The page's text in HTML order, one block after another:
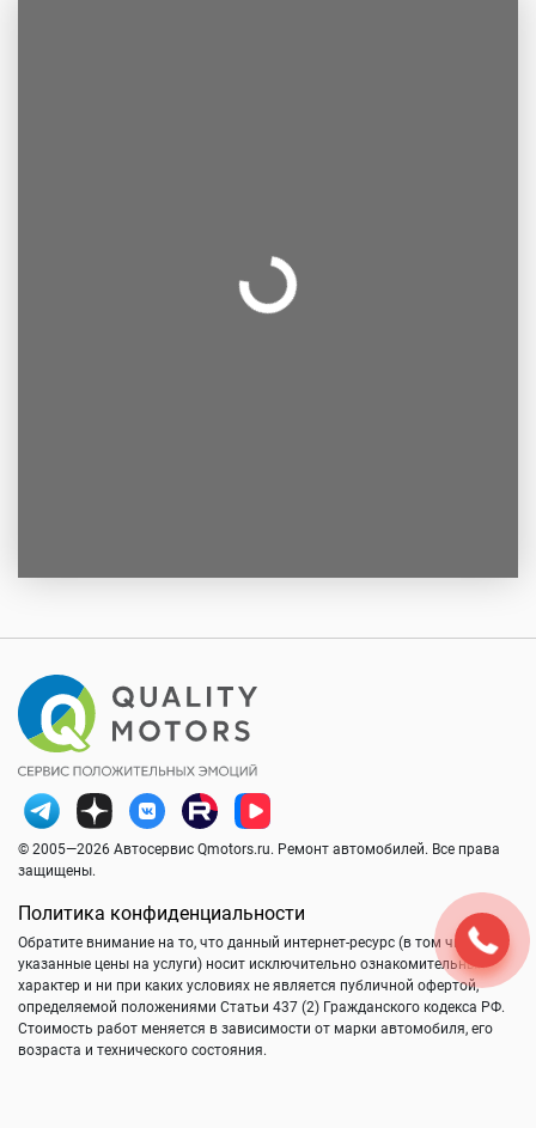
© 2005—2026 Автосервис Qmotors.ru. Ремонт автомобилей. Все права
защищены.
Политика конфиденциальности
Обратите внимание на то, что данный интернет-ресурс (в том числе
указанные цены на услуги) носит исключительно ознакомительный
характер и ни при каких условиях не является публичной офертой,
определяемой положениями Статьи 437 (2) Гражданского кодекса РФ.
Стоимость работ меняется в зависимости от марки автомобиля, его
возраста и технического состояния.